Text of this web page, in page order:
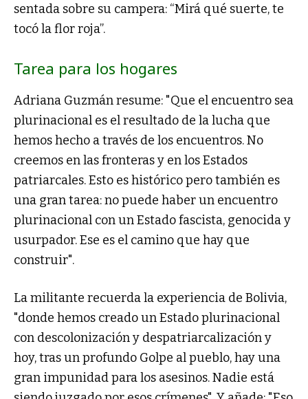
sentada sobre su campera: “Mirá qué suerte, te
tocó la flor roja”.
Tarea para los hogares
Adriana Guzmán resume: "Que el encuentro sea
plurinacional es el resultado de la lucha que
hemos hecho a través de los encuentros. No
creemos en las fronteras y en los Estados
patriarcales. Esto es histórico pero también es
una gran tarea: no puede haber un encuentro
plurinacional con un Estado fascista, genocida y
usurpador. Ese es el camino que hay que
construir".
La militante recuerda la experiencia de Bolivia,
"donde hemos creado un Estado plurinacional
con descolonización y despatriarcalización y
hoy, tras un profundo Golpe al pueblo, hay una
gran impunidad para los asesinos. Nadie está